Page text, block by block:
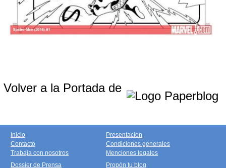
Volver a la Portada de
Inicio
Contacto
Trabaja con nosotros
Presentación
Condiciones generales
Menciones legales
Dossier de Prensa
Propón tu blog